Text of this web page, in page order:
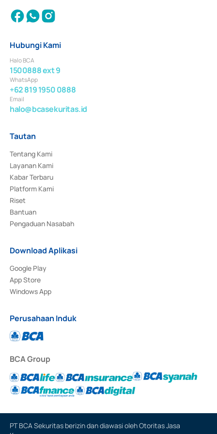
Hubungi Kami
Halo BCA
1500888 ext 9
WhatsApp
+62 819 1950 0888
Email
halo@bcasekuritas.id
Tautan
Tentang Kami
Layanan Kami
Kabar Terbaru
Platform Kami
Riset
Bantuan
Pengaduan Nasabah
Download Aplikasi
Google Play
App Store
Windows App
Perusahaan Induk
BCA Group
PT BCA Sekuritas berizin dan diawasi oleh Otoritas Jasa